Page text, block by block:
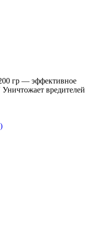
гр — эффективное
вредителей